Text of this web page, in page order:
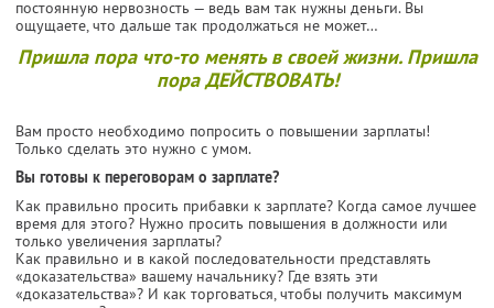
постоянную нервозность — ведь вам так нужны деньги. Вы
ощущаете, что дальше так продолжаться не может…
Пришла пора что-то менять в своей жизни. Пришла
пора ДЕЙСТВОВАТЬ!
Вам просто необходимо попросить о повышении зарплаты!
Только сделать это нужно с умом.
Вы готовы к переговорам о зарплате?
Как правильно просить прибавки к зарплате? Когда самое лучшее
время для этого? Нужно просить повышения в должности или
только увеличения зарплаты?
Как правильно и в какой последовательности представлять
«доказательства» вашему начальнику? Где взять эти
«доказательства»? И как торговаться, чтобы получить максимум